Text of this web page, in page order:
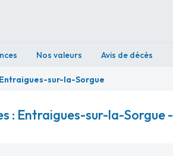
Nos valeurs Avis de décès
Entraigues-sur-la-Sorgue
: Entraigues-sur-la-Sorgue -